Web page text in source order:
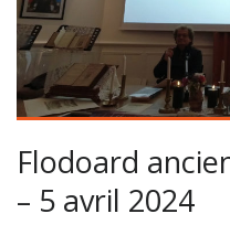
Flodoard
– 5 avril 2024